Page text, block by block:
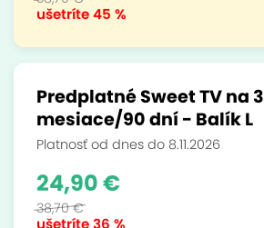
ušetríte45 %
Predplatné Sweet TV na 3
mesiace/90 dní - Balík L
Platnosť od dnes do 8.11.2026
ušetríte36 %
24,90 €
38,70 €